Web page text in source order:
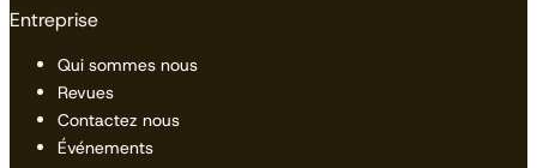
Entreprise
Qui sommes nous
Revues
Contactez nous
Événements